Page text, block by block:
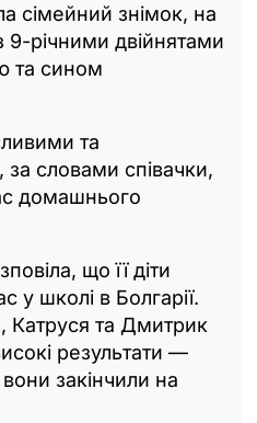
сімейний знімок, на
9-річними двійнятами
та сином
та
словами співачки,
домашнього
що її діти
у школі в Болгарії.
Катруся та Дмитрик
результати —
закінчили на